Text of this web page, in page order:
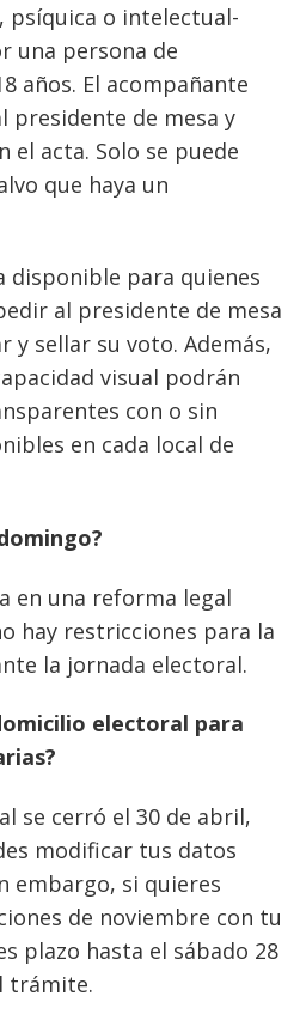
psíquica o intelectual-
una persona de
años. El acompañante
presidente de mesa y
el acta. Solo se puede
que haya un
disponible para quienes
al presidente de mesa
y sellar su voto. Además,
visual podrán
con o sin
en cada local de
en una reforma legal
hay restricciones para la
la jornada electoral.
electoral para
se cerró el 30 de abril,
modificar tus datos
embargo, si quieres
de noviembre con tu
plazo hasta el sábado 28
trámite.